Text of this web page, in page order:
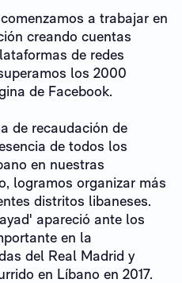
a trabajar en
creando cuentas
de redes
los 2000
de Facebook.
de recaudación de
de todos los
en nuestras
logramos organizar más
distritos libaneses.
apareció ante los
en la
del Real Madrid y
en Líbano en 2017.